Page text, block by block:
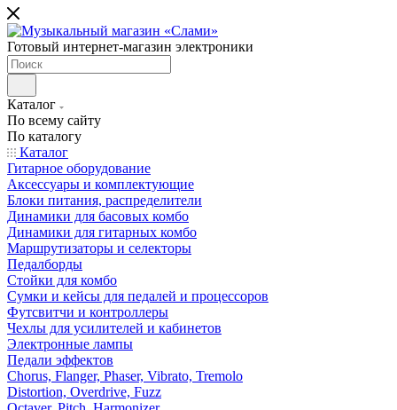
Готовый интернет-магазин электроники
Каталог
По всему сайту
По каталогу
Каталог
Гитарное оборудование
Аксессуары и комплектующие
Блоки питания, распределители
Динамики для басовых комбо
Динамики для гитарных комбо
Маршрутизаторы и селекторы
Педалборды
Стойки для комбо
Сумки и кейсы для педалей и процессоров
Футсвитчи и контроллеры
Чехлы для усилителей и кабинетов
Электронные лампы
Педали эффектов
Chorus, Flanger, Phaser, Vibrato, Tremolo
Distortion, Overdrive, Fuzz